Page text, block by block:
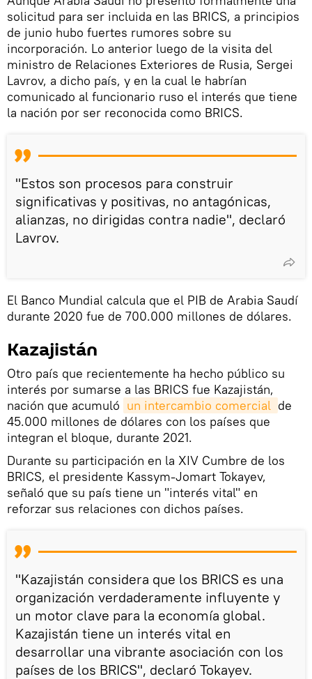
solicitud para ser incluida en las BRICS, a principios
de junio hubo fuertes rumores sobre su
incorporación. Lo anterior luego de la visita del
ministro de Relaciones Exteriores de Rusia, Sergei
Lavrov, a dicho país, y en la cual le habrían
comunicado al funcionario ruso el interés que tiene
la nación por ser reconocida como BRICS.
"Estos son procesos para construir
significativas y positivas, no antagónicas,
alianzas, no dirigidas contra nadie", declaró
Lavrov.
El Banco Mundial calcula que el PIB de Arabia Saudí
durante 2020 fue de 700.000 millones de dólares.
Kazajistán
Otro país que recientemente ha hecho público su
interés por sumarse a las BRICS fue Kazajistán,
nación que acumuló un intercambio comercial de
45.000 millones de dólares con los países que
integran el bloque, durante 2021.
Durante su participación en la XIV Cumbre de los
BRICS, el presidente Kassym-Jomart Tokayev,
señaló que su país tiene un "interés vital" en
reforzar sus relaciones con dichos países.
"Kazajistán considera que los BRICS es una
organización verdaderamente influyente y
un motor clave para la economía global.
Kazajistán tiene un interés vital en
desarrollar una vibrante asociación con los
países de los BRICS", declaró Tokayev.